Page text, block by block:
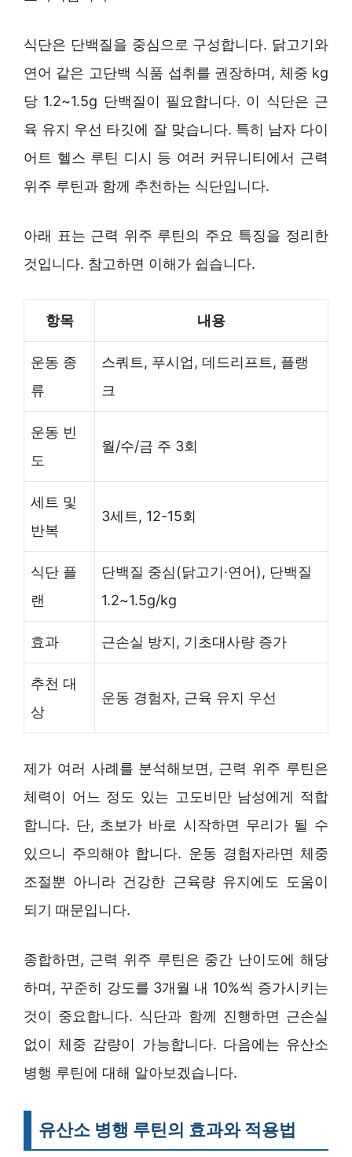
식단은 단백질을 중심으로 구성합니다. 닭고기와
연어 같은 고단백 식품 섭취를 권장하며, 체중 kg
당 1.2~1.5g 단백질이 필요합니다. 이 식단은 근
육 유지 우선 타깃에 잘 맞습니다. 특히 남자 다이
어트 헬스 루틴 디시 등 여러 커뮤니티에서 근력
위주 루틴과 함께 추천하는 식단입니다.
아래 표는 근력 위주 루틴의 주요 특징을 정리한
것입니다. 참고하면 이해가 쉽습니다.
항목 내용
운동 종
류
스쿼트, 푸시업, 데드리프트, 플랭
크
운동 빈
도
월/수/금 주 3회
세트 및
반복
3세트, 12-15회
식단 플
랜
단백질 중심(닭고기·연어), 단백질
1.2~1.5g/kg
효과 근손실 방지, 기초대사량 증가
추천 대
상
운동 경험자, 근육 유지 우선
제가 여러 사례를 분석해보면, 근력 위주 루틴은
체력이 어느 정도 있는 고도비만 남성에게 적합
합니다. 단, 초보가 바로 시작하면 무리가 될 수
있으니 주의해야 합니다. 운동 경험자라면 체중
조절뿐 아니라 건강한 근육량 유지에도 도움이
되기 때문입니다.
종합하면, 근력 위주 루틴은 중간 난이도에 해당
하며, 꾸준히 강도를 3개월 내 10%씩 증가시키는
것이 중요합니다. 식단과 함께 진행하면 근손실
없이 체중 감량이 가능합니다. 다음에는 유산소
병행 루틴에 대해 알아보겠습니다.
유산소 병행 루틴의 효과와 적용법